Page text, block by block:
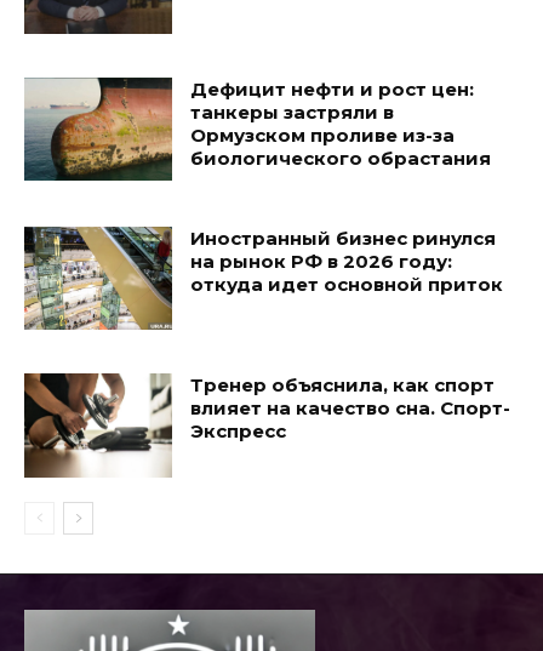
Дефицит нефти и рост цен:
танкеры застряли в
Ормузском проливе из-за
биологического обрастания
Иностранный бизнес ринулся
на рынок РФ в 2026 году:
откуда идет основной приток
Тренер объяснила, как спорт
влияет на качество сна. Спорт-
Экспресс